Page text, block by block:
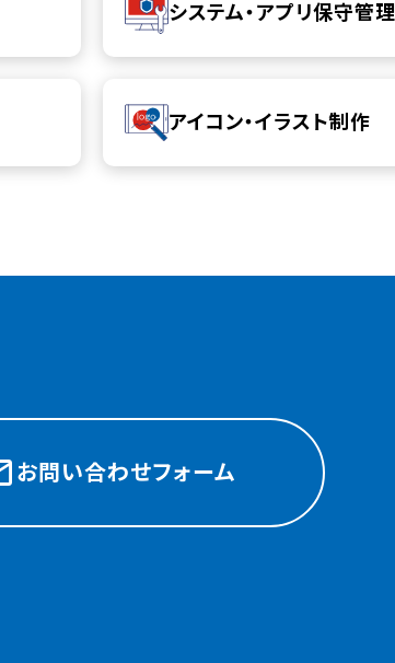
システム・アプリ保守管理
アイコン・イラスト制作
お問い合わせフォーム